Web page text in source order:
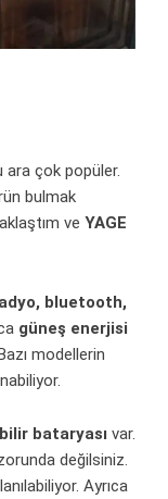
ara çok popüler.
bulmak
ve YAGE
bluetooth,
güneş enerjisi
modellerin
bataryası var.
değilsiniz.
Ayrıca